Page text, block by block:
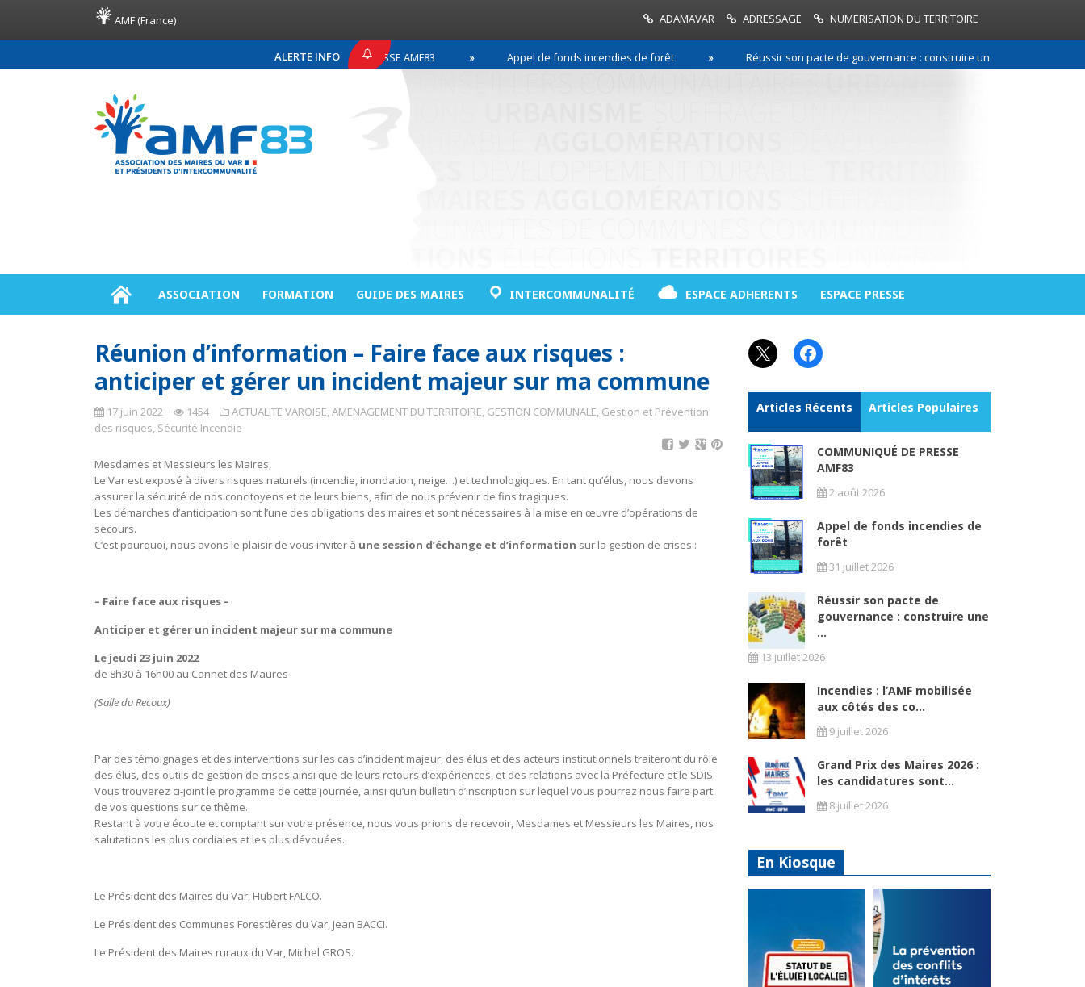
AMF (France) ADAMAVAR ADRESSAGE NUMERISATION DU TERRITOIRE
ALERTE INFO
COMMUNIQUÉ DE PRESSE AMF83 Appel de fonds incendies de forêt Réussir son pacte de gouvernance : construire une relation de
ASSOCIATION FORMATION GUIDE DES MAIRES INTERCOMMUNALITÉ ESPACE ADHERENTS ESPACE PRESSE
Réunion d’information – Faire face aux risques :
anticiper et gérer un incident majeur sur ma commune
17 juin 2022 1454 ACTUALITE VAROISE,AMENAGEMENT DU TERRITOIRE, GESTION COMMUNALE, Gestion et Prévention
des risques, Sécurité Incendie
Mesdames et Messieurs les Maires,
Le Var est exposé à divers risques naturels (incendie, inondation, neige…) et technologiques. En tant qu’élus, nous devons
assurer la sécurité de nos concitoyens et de leurs biens, afin de nous prévenir de fins tragiques.
Les démarches d’anticipation sont l’une des obligations des maires et sont nécessaires à la mise en œuvre d’opérations de
secours.
C’est pourquoi, nous avons le plaisir de vous inviter à une session d’échange et d’information sur la gestion de crises :
– Faire face aux risques –
Anticiper et gérer un incident majeur sur ma commune
Le jeudi 23 juin 2022
de 8h30 à 16h00 au Cannet des Maures
(Salle du Recoux)
Par des témoignages et des interventions sur les cas d’incident majeur, des élus et des acteurs institutionnels traiteront du rôle
des élus, des outils de gestion de crises ainsi que de leurs retours d’expériences, et des relations avec la Préfecture et le SDIS.
Vous trouverez ci-joint le programme de cette journée, ainsi qu’un bulletin d’inscription sur lequel vous pourrez nous faire part
de vos questions sur ce thème.
Restant à votre écoute et comptant sur votre présence, nous vous prions de recevoir, Mesdames et Messieurs les Maires, nos
salutations les plus cordiales et les plus dévouées.
Le Président des Maires du Var, Hubert FALCO.
Le Président des Communes Forestières du Var, Jean BACCI.
Le Président des Maires ruraux du Var, Michel GROS.
X Facebook
Articles Récents Articles Populaires
COMMUNIQUÉ DE PRESSE
AMF83
2 août 2026
Appel de fonds incendies de
forêt
31 juillet 2026
Réussir son pacte de
gouvernance : construire une
...
13 juillet 2026
Incendies : l’AMF mobilisée
aux côtés des co...
9 juillet 2026
Grand Prix des Maires 2026 :
les candidatures sont...
8 juillet 2026
En Kiosque